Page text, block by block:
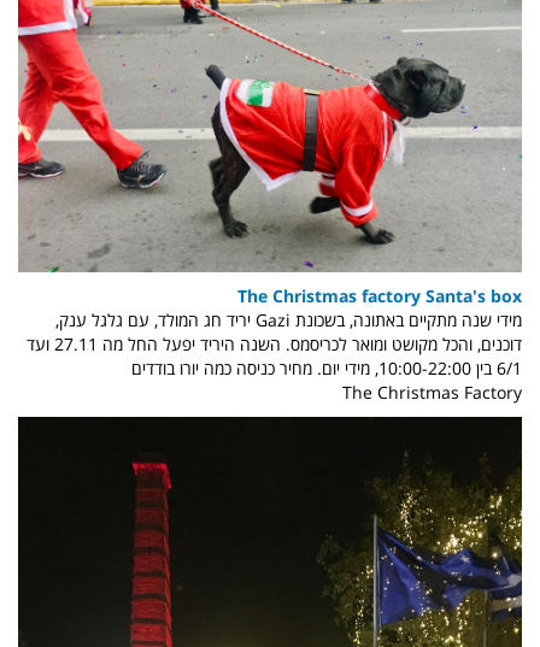
The Christmas factory Santa's box
מידי שנה מתקיים באתונה, בשכונת Gazi יריד חג המולד, עם גלגל ענק,
דוכנים, והכל מקושט ומואר לכריסמס. השנה היריד יפעל החל מה 27.11 ועד
6/1 בין 10:00-22:00, מידי יום. מחיר כניסה כמה יורו בודדים
The Christmas Factory